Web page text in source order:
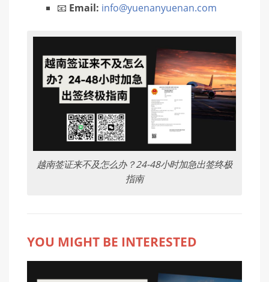
📧 Email: info@yuenanyuenan.com
越南签证来不及怎么办？24-48小时加急出签终极
指南
YOU MIGHT BE INTERESTED